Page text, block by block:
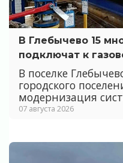
В Глебычево 15
подключат к
В поселке
городского
модернизация
07 августа 2026